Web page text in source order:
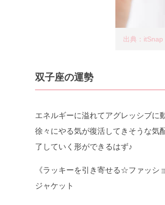
出典：itSnap
双子座の運勢
エネルギーに溢れてアグレッシブに
徐々にやる気が復活してきそうな気
了していく形ができるはず♪
《ラッキーを引き寄せる☆ファッシ
ジャケット